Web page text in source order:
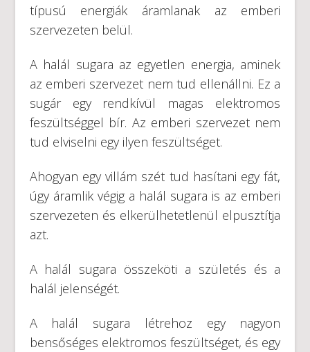
típusú energiák áramlanak az emberi
szervezeten belül.
A halál sugara az egyetlen energia, aminek
az emberi szervezet nem tud ellenállni. Ez a
sugár egy rendkívül magas elektromos
feszültséggel bír. Az emberi szervezet nem
tud elviselni egy ilyen feszültséget.
Ahogyan egy villám szét tud hasítani egy fát,
úgy áramlik végig a halál sugara is az emberi
szervezeten és elkerülhetetlenül elpusztítja
azt.
A halál sugara összeköti a születés és a
halál jelenségét.
A halál sugara létrehoz egy nagyon
bensőséges elektromos feszültséget, és egy